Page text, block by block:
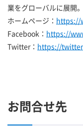
業をグローバルに展開。
ホームページ： https://
Facebook： https://
Twitter： https://
お問合せ先